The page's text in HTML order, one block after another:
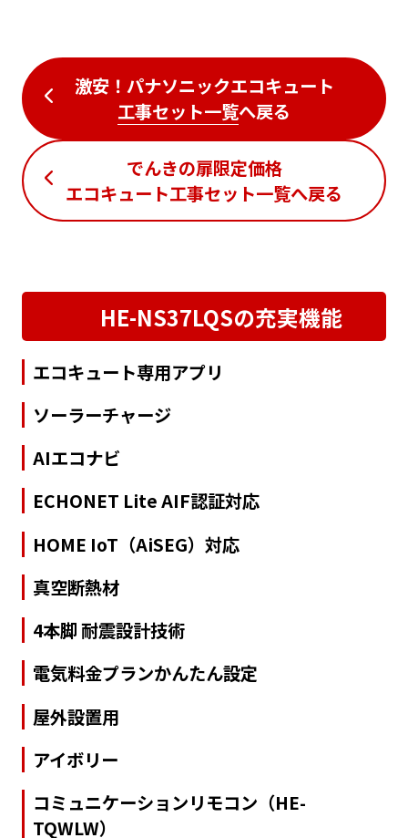
激安！パナソニックエコキュート
工事セット一覧へ戻る
でんきの扉限定価格
エコキュート工事セット一覧へ戻る
HE-NS37LQSの充実機能
エコキュート専用アプリ
ソーラーチャージ
AIエコナビ
ECHONET Lite AIF認証対応
HOME IoT（AiSEG）対応
真空断熱材
4本脚 耐震設計技術
電気料金プランかんたん設定
屋外設置用
アイボリー
コミュニケーションリモコン（HE-
TQWLW）